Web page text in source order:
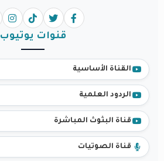
قنوات يوتيوب
القناة الأساسية
الردود العلمية
قناة البثوث المباشرة
قناة الصوتيات